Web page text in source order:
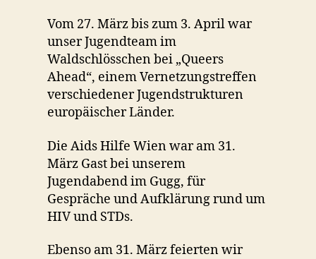
Vom 27. März bis zum 3. April war
unser Jugendteam im
Waldschlösschen bei „Queers
Ahead“, einem Vernetzungstreffen
verschiedener Jugendstrukturen
europäischer Länder.
Die Aids Hilfe Wien war am 31.
März Gast bei unserem
Jugendabend im Gugg, für
Gespräche und Aufklärung rund um
HIV und STDs.
Ebenso am 31. März feierten wir